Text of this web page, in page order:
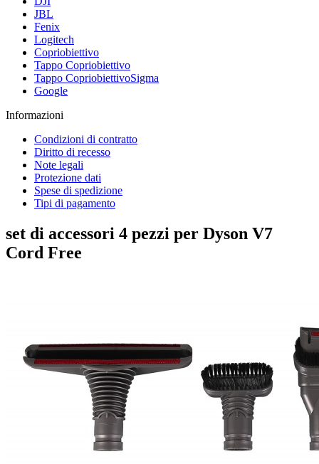
JBL
Fenix
Logitech
Copriobiettivo
Tappo Copriobiettivo
Tappo CopriobiettivoSigma
Google
Informazioni
Condizioni di contratto
Diritto di recesso
Note legali
Protezione dati
Spese di spedizione
Tipi di pagamento
set di accessori 4 pezzi per Dyson V7
Cord Free